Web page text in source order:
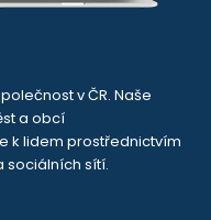
v ČR. Naše
a obcí
k lidem prostřednictvím
sociálních sítí.